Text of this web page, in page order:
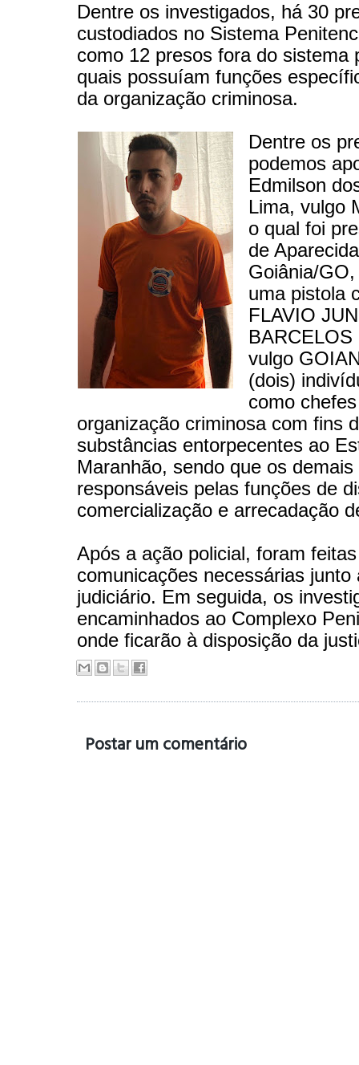
Dentre os investigados, há 30
custodiados no Sistema
como 12 presos fora do sistema
quais possuíam funções
da organização criminosa.
Dentre os
podemos
Edmilson
Lima, vulgo
o qual foi
de
Goiânia/
uma pistola
FLAVIO
vulgo
(dois)
como
organização criminosa com fins
substâncias entorpecentes ao
Maranhão, sendo que os
responsáveis pelas funções de
comercialização e arrecadação
Após a ação policial, foram
comunicações necessárias junto
judiciário. Em seguida, os
encaminhados ao Complexo
onde ficarão à disposição da
Postar um comentário